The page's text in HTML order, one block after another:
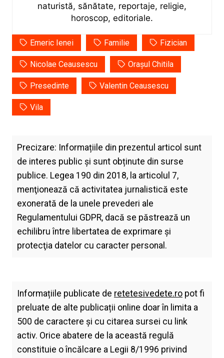
naturistă, sănătate, reportaje, religie,
horoscop, editoriale.
Emeric Ienei Familie Fizician
Nicolae Ceausescu Orașul Chitila
Presedinte Valentin Ceausescu
Vila
Precizare: Informațiile din prezentul articol sunt
de interes public și sunt obținute din surse
publice. Legea 190 din 2018, la articolul 7,
menţionează că activitatea jurnalistică este
exonerată de la unele prevederi ale
Regulamentului GDPR, dacă se păstrează un
echilibru între libertatea de exprimare şi
protecţia datelor cu caracter personal.
Informațiile publicate de retetesivedete.ropot fi
preluate de alte publicații online doar în limita a
500 de caractere și cu citarea sursei cu link
activ. Orice abatere de la această regulă
constituie o încălcare a Legii 8/1996 privind